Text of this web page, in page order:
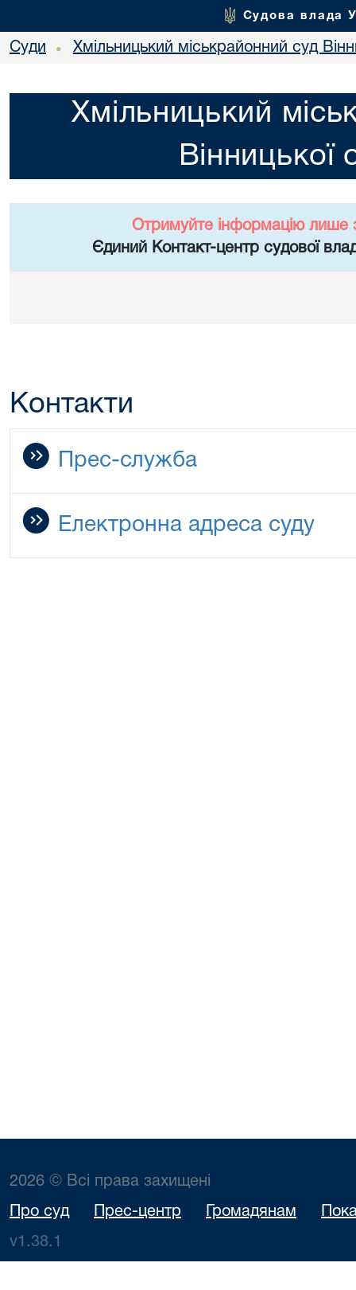
Судова влада
Суди • Хмільницький міськрайонний суд
Хмільницький
Вінницької
Отримуйте інформацію лише
Єдиний Контакт-центр судової
Контакти
Прес-служба
Електронна адреса суду
2026 © Всі права захищені
Про суд Прес-центр Громадянам
v1.38.1